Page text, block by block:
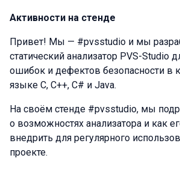
Активности на стенде
Привет! Мы — #pvsstudio и мы
статический анализатор PVS-Studio
ошибок и дефектов безопасности в
языке C, C++, C# и Java.
На своём стенде #pvsstudio, мы
о возможностях анализатора и как
внедрить для регулярного
проекте.